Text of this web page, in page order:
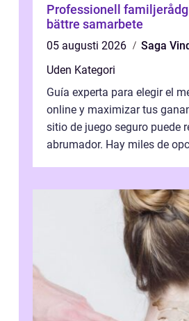
Professionell
bättre samarbete
05 augusti 2026
Saga
Uden Kategori
Guía experta para elegir el
online y maximizar tus
sitio de juego seguro puede
abrumador. Hay miles de